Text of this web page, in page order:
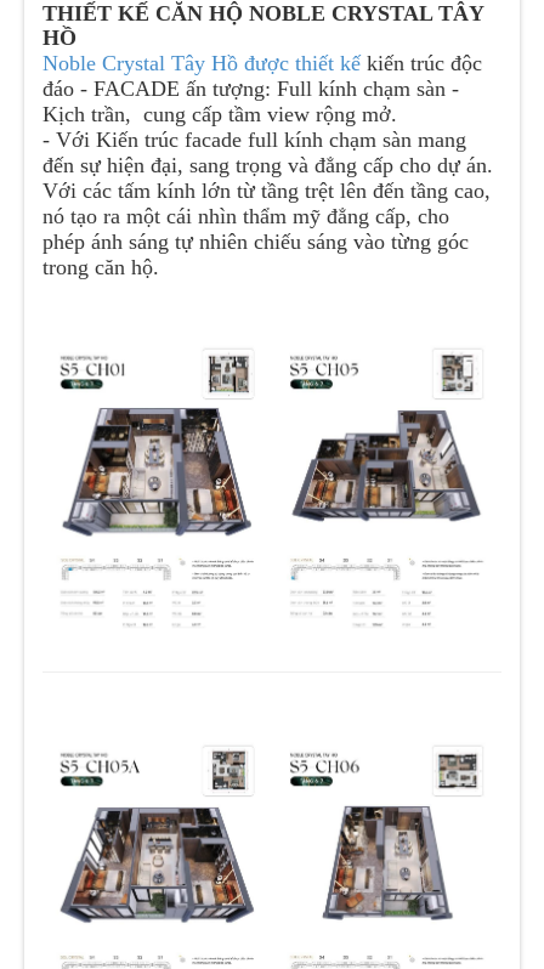
THIẾT KẾ CĂN HỘ NOBLE CRYSTAL TÂY
HỒ
Noble Crystal Tây Hồ được thiết kếkiến trúc độc
đáo - FACADE ấn tượng: Full kính chạm sàn -
Kịch trần, cung cấp tầm view rộng mở.
- Với Kiến trúc facade full kính chạm sàn mang
đến sự hiện đại, sang trọng và đẳng cấp cho dự án.
Với các tấm kính lớn từ tầng trệt lên đến tầng cao,
nó tạo ra một cái nhìn thẩm mỹ đẳng cấp, cho
phép ánh sáng tự nhiên chiếu sáng vào từng góc
trong căn hộ.